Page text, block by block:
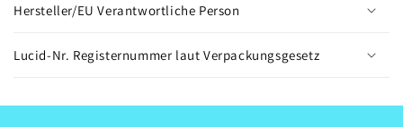
Hersteller/EU Verantwortliche Person
Lucid-Nr. Registernummer laut Verpackungsgesetz